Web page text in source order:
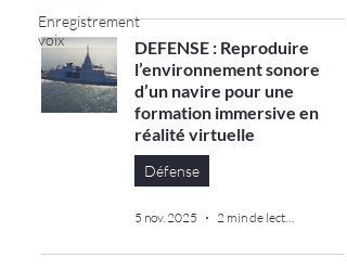
Enregistrement
voix
DEFENSE : Reproduire
l’environnement sonore
d’un navire pour une
formation immersive en
réalité virtuelle
Défense
5 nov. 2025 2 min de lecture